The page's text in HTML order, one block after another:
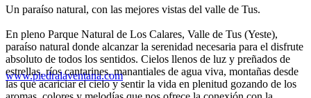
Un paraíso natural, con las mejores vistas del valle de Tus.
En pleno Parque Natural de Los Calares, Valle de Tus (Yeste),
paraíso natural donde alcanzar la serenidad necesaria para el disfrute
absoluto de todos los sentidos. Cielos llenos de luz y preñados de
estrellas, ríos cantarines, manantiales de agua viva, montañas desde
las que acariciar el cielo y sentir la vida en plenitud gozando de los
www.piedralaventana.com